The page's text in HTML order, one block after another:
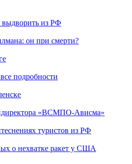
выдворить из РФ
он при смерти?
подробности
«ВСМПО-Ависма»
туристов из РФ
о нехватке ракет у США